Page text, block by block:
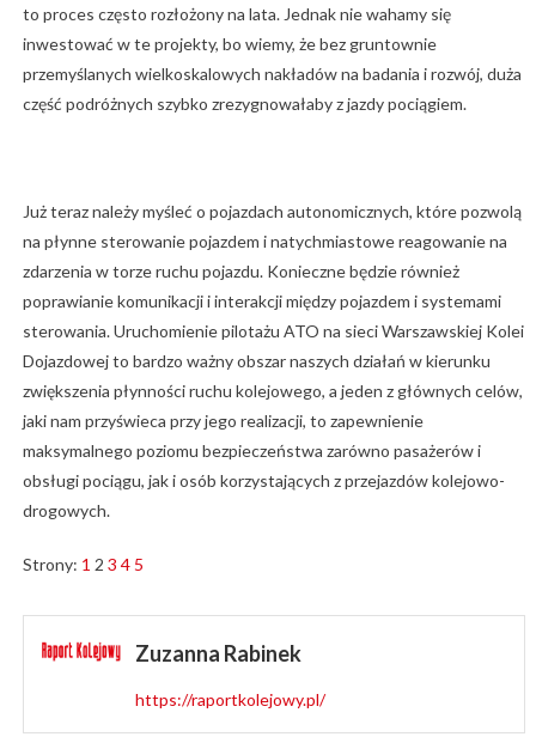
to proces często rozłożony na lata. Jednak nie wahamy się
inwestować w te projekty, bo wiemy, że bez gruntownie
przemyślanych wielkoskalowych nakładów na badania i rozwój, duża
część podróżnych szybko zrezygnowałaby z jazdy pociągiem.
Już teraz należy myśleć o pojazdach autonomicznych, które pozwolą
na płynne sterowanie pojazdem i natychmiastowe reagowanie na
zdarzenia w torze ruchu pojazdu. Konieczne będzie również
poprawianie komunikacji i interakcji między pojazdem i systemami
sterowania. Uruchomienie pilotażu ATO na sieci Warszawskiej Kolei
Dojazdowej to bardzo ważny obszar naszych działań w kierunku
zwiększenia płynności ruchu kolejowego, a jeden z głównych celów,
jaki nam przyświeca przy jego realizacji, to zapewnienie
maksymalnego poziomu bezpieczeństwa zarówno pasażerów i
obsługi pociągu, jak i osób korzystających z przejazdów kolejowo-
drogowych.
Strony: 1 2 3 4 5
Zuzanna Rabinek
https://raportkolejowy.pl/